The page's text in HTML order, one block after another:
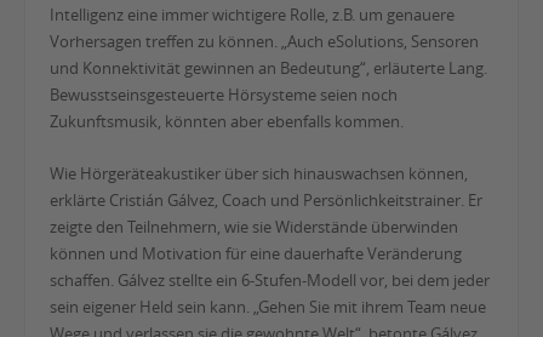
Intelligenz eine immer wichtigere Rolle, z.B. um genauere
Vorhersagen treffen zu können. „Auch eSolutions, Sensoren
und Konnektivität gewinnen an Bedeutung“, erläuterte Lang.
Bewusstseinsgesteuerte Hörsysteme seien noch
Zukunftsmusik, könnten aber ebenfalls kommen.
Wie Hörgeräteakustiker über sich hinauswachsen können,
erklärte Cristián Gálvez, Coach und Persönlichkeitstrainer. Er
zeigte den Teilnehmern, wie sie Widerstände überwinden
können und Motivation für eine dauerhafte Veränderung
schaffen. Gálvez stellte ein 6-Stufen-Modell vor, bei dem jeder
sein eigener Held sein kann. „Gehen Sie mit ihrem Team neue